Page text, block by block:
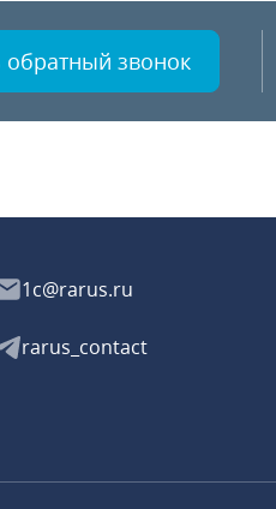
обратный звонок
1c@rarus.ru
rarus_contact